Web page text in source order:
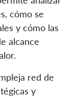
cómo se
y cómo las
alcance
red de
y